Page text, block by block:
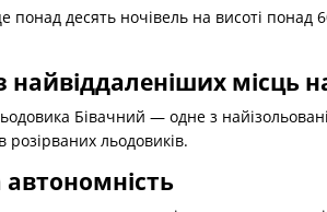
понад десять ночівель на висоті понад
найвіддаленіших місць
Бівачний — одне з
розірваних льодовиків.